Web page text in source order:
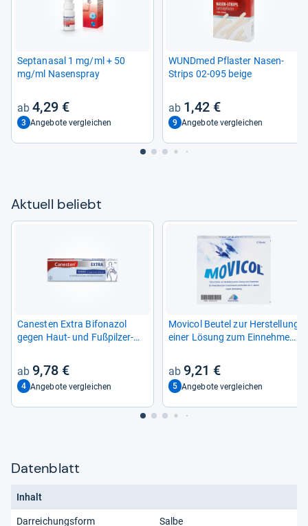
Sep­ta­na­sal 1 mg/ml + 50
mg/ml Nasen­spray
4,29 €
3 Angebote vergleichen
WUND­med Pflas­ter Nasen-​
Strips 02-​095 beige
1,42 €
9 Angebote vergleichen
Aktu­ell beliebt
Canes­ten Extra Bifona­zol
gegen Haut-​ und Fuß­pil­zer­
9,78 €
4 Angebote vergleichen
Movi­col Beu­tel zur Her­stel­lung
einer Lösung zum Ein­neh­men
9,21 €
5 Angebote vergleichen
Datenblatt
Inhalt
Darreichungsform Salbe